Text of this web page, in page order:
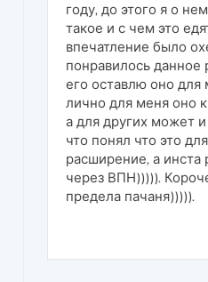
году, до этого я о
такое и с чем это
впечатление было
понравилось
его оставлю оно для
лично для меня оно
а для других может и
что понял что это
расширение, а инста
через ВПН))))).
предела пачаня))))).